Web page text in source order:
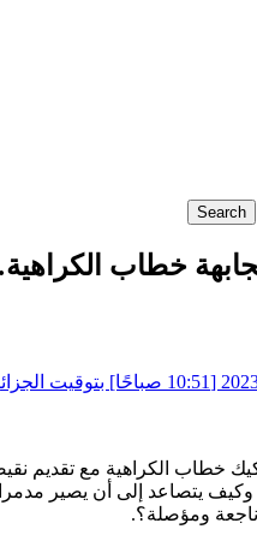
Search
خطاب
خطاب الكراهية مع
يتصاعد إلى أن يصير مدمرا
ومؤصلة؟.